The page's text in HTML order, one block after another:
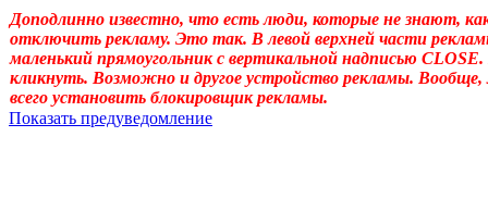
Доподлинно известно, что есть люди, которые не знают,
отключить рекламу. Это так. В левой верхней части
маленький прямоугольник с вертикальной надписью
кликнуть. Возможно и другое устройство рекламы. Вообще,
всего установить блокировщик рекламы.
Показать предуведомление
«подсознательный» в отношении идеала автора, тогда как
одна накладка обнаружилась: неточное применение слова